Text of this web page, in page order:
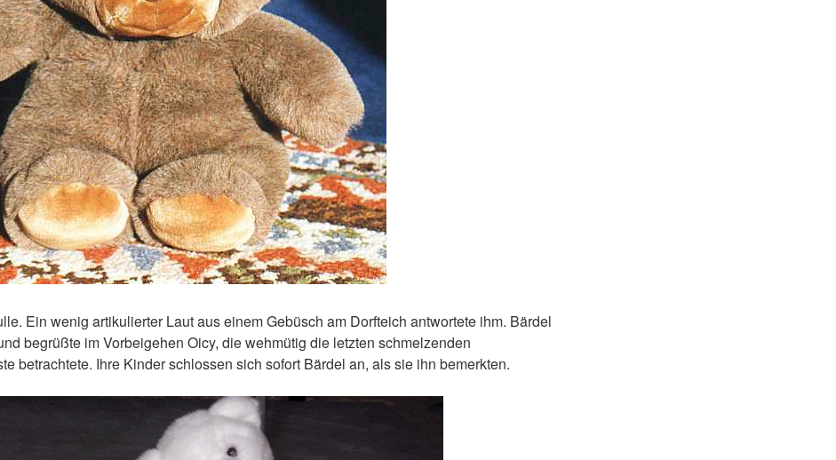
Ein wenig artikulierter Laut aus einem Gebüsch am Dorfteich antwortete ihm. Bärdel
begrüßte im Vorbeigehen Oicy, die wehmütig die letzten schmelzenden
betrachtete. Ihre Kinder schlossen sich sofort Bärdel an, als sie ihn bemerkten.